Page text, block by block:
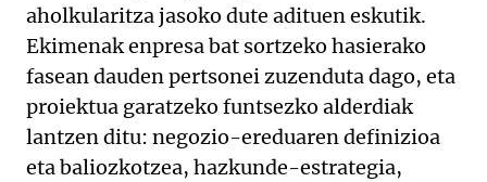
aholkularitza jasoko dute adituen eskutik.
Ekimenak enpresa bat sortzeko hasierako
fasean dauden pertsonei zuzenduta dago, eta
proiektua garatzeko funtsezko alderdiak
lantzen ditu: negozio-ereduaren definizioa
eta baliozkotzea, hazkunde-estrategia,